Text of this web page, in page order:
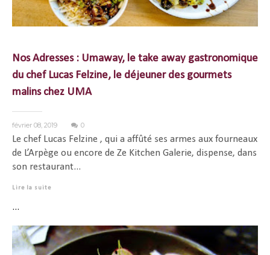
Nos Adresses : Umaway, le take away gastronomique
du chef Lucas Felzine, le déjeuner des gourmets
malins chez UMA
février 08, 2019 0
Le chef Lucas Felzine , qui a affûté ses armes aux fourneaux
de L’Arpège ou encore de Ze Kitchen Galerie, dispense, dans
son restaurant...
Lire la suite
...